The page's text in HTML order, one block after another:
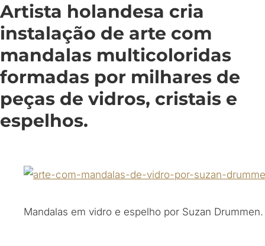
Artista holandesa cria
instalação de arte com
mandalas multicoloridas
formadas por milhares de
peças de vidros, cristais e
espelhos.
Mandalas em vidro e espelho por Suzan Drummen.